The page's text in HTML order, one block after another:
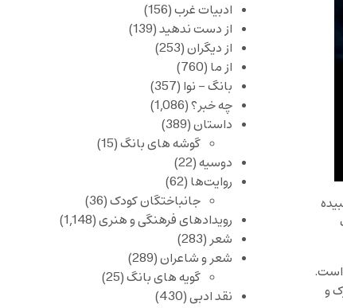
است.
و
ادبیات غرب(156)
از دست ندهید(139)
از دیگران(253)
از ما (760)
بانگ – نوا (357)
چه خبر؟(1,086)
داستان(389)
گوشه های بانگ(15)
دوسیه(22)
روایت‌ها (62)
جانباختگان کودک(36)
رویدادهای فرهنگی و هنری(1,148)
شعر(283)
شعر و شاعران(289)
گویه های بانگ(25)
نقد ادبی(430)